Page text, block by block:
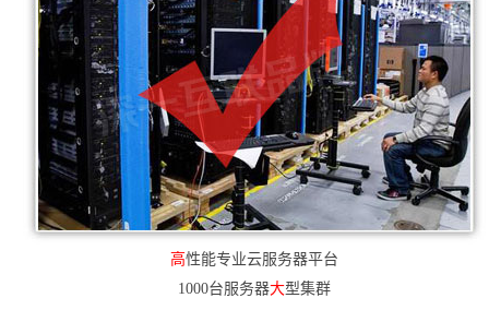
高性能专业云服务器平台
1000台服务器大型集群